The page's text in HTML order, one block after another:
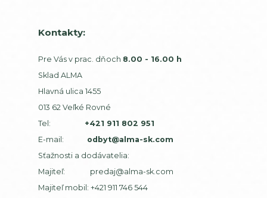
Kontakty:
Pre Vás v prac. dňoch 8.00 - 16.00 h
Sklad ALMA
Hlavná ulica 1455
013 62 Veľké Rovné
Tel:
+421 911 802 951
E-mail: odbyt@alma-sk.com
Sťažnosti a dodávatelia:
Majiteľ: predaj@alma-sk.com
Majiteľ mobil: +421 911 746 544